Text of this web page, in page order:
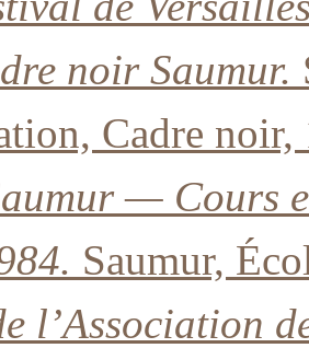
noir Saumur.
Cadre noir,
— Cours
Saumur,
l’Association